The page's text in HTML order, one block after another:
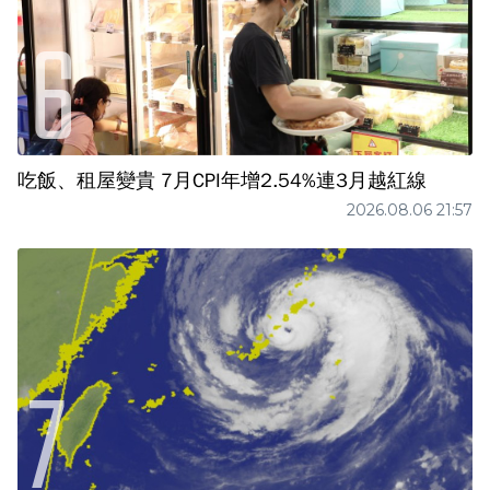
吃飯、租屋變貴 7月CPI年增2.54%連3月越紅線
2026.08.06 21:57